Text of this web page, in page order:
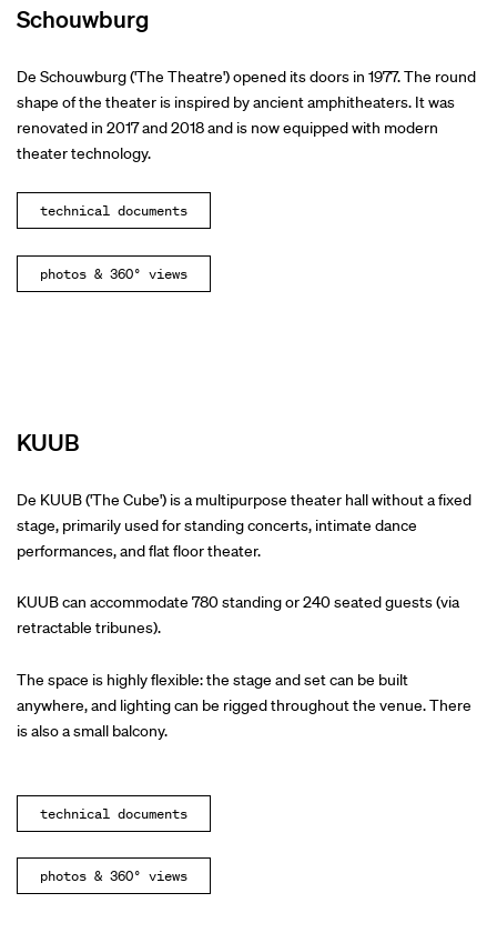
Schouwburg
De Schouwburg ('The Theatre') opened its doors in 1977. The round
shape of the theater is inspired by ancient amphitheaters. It was
renovated in 2017 and 2018 and is now equipped with modern
theater technology.
technical documents
photos & 360° views
KUUB
De KUUB ('The Cube') is a multipurpose theater hall without a fixed
stage, primarily used for standing concerts, intimate dance
performances, and flat floor theater.
KUUB can accommodate 780 standing or 240 seated guests (via
retractable tribunes).
The space is highly flexible: the stage and set can be built
anywhere, and lighting can be rigged throughout the venue. There
is also a small balcony.
technical documents
photos & 360° views